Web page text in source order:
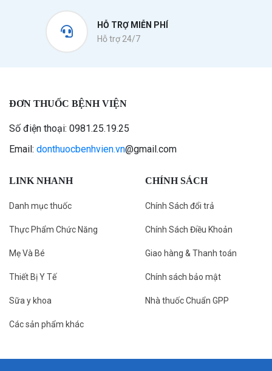
HỖ TRỢ MIỄN PHÍ
Hỗ trợ 24/7
ĐƠN THUỐC BỆNH VIỆN
Số điện thoại: 0981.25.19.25
Email: donthuocbenhvien.vn@gmail.com
LINK NHANH
Danh mục thuốc
Thực Phẩm Chức Năng
Mẹ Và Bé
Thiết Bị Y Tế
Sữa y khoa
Các sản phẩm khác
CHÍNH SÁCH
Chính Sách đổi trả
Chính Sách Điều Khoản
Giao hàng & Thanh toán
Chính sách bảo mật
Nhà thuốc Chuẩn GPP